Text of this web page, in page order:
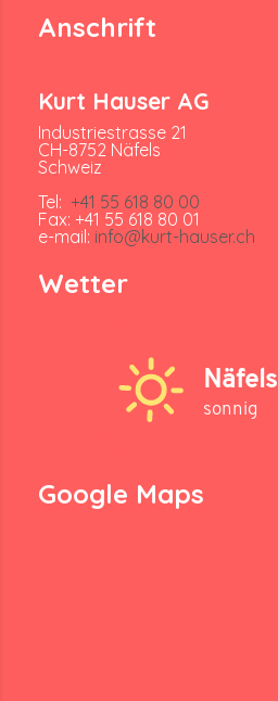
Anschrift
Kurt Hauser AG
Industriestrasse 21
CH-8752 Näfels
Schweiz
Tel: +41 55 618 80 00
Fax: +41 55 618 80 01
e-mail: info@kurt-hauser.ch
Wetter
Näfels
sonnig
Google Maps